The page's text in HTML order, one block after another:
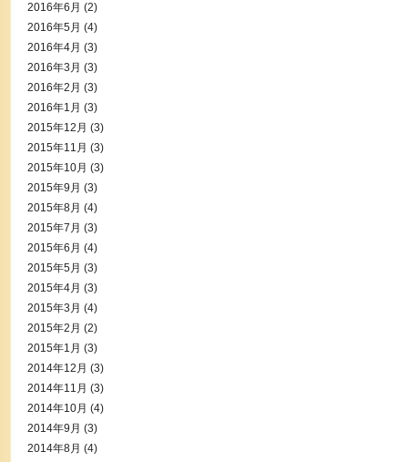
2016年6月 (2)
2016年5月 (4)
2016年4月 (3)
2016年3月 (3)
2016年2月 (3)
2016年1月 (3)
2015年12月 (3)
2015年11月 (3)
2015年10月 (3)
2015年9月 (3)
2015年8月 (4)
2015年7月 (3)
2015年6月 (4)
2015年5月 (3)
2015年4月 (3)
2015年3月 (4)
2015年2月 (2)
2015年1月 (3)
2014年12月 (3)
2014年11月 (3)
2014年10月 (4)
2014年9月 (3)
2014年8月 (4)